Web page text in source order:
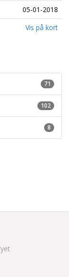
05-01-2018
Vis på kort
71
102
8